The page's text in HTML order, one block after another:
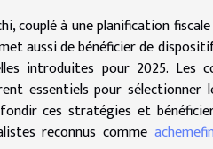
couplé à une planification
aussi de bénéficier de
introduites pour 2025. Les
essentiels pour
ces stratégies et
reconnus comme